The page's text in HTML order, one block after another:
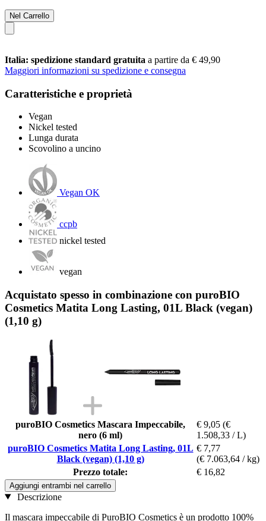
Nel Carrello
Italia: spedizione standard gratuita a partire da € 49,90
Maggiori informazioni su spedizione e consegna
Caratteristiche e proprietà
Vegan
Nickel tested
Lunga durata
Scovolino a uncino
Vegan OK
ccpb
nickel tested
vegan
Acquistato spesso in combinazione con puroBIO
Cosmetics Matita Long Lasting, 01L Black (vegan)
(1,10 g)
puroBIO Cosmetics Mascara Impeccabile,
nero (6 ml)
€ 9,05 (€
1.508,33 / L)
puroBIO Cosmetics Matita Long Lasting, 01L
Black (vegan) (1,10 g)
€ 7,77
(€ 7.063,64 / kg)
Prezzo totale:
€ 16,82
Aggiungi entrambi nel carrello
Descrizione
Il mascara impeccabile di PuroBIO Cosmetics è un prodotto 100%